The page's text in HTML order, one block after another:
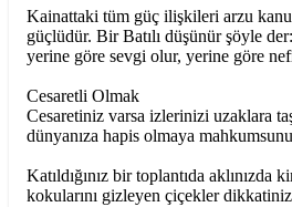
Kainattaki tüm güç ilişkileri arzu
güçlüdür. Bir Batılı düşünür şöyle
yerine göre sevgi olur, yerine göre
Cesaretli Olmak
Cesaretiniz varsa izlerinizi uzaklara
dünyanıza hapis olmaya
Katıldığınız bir toplantıda
kokularını gizleyen çiçekler